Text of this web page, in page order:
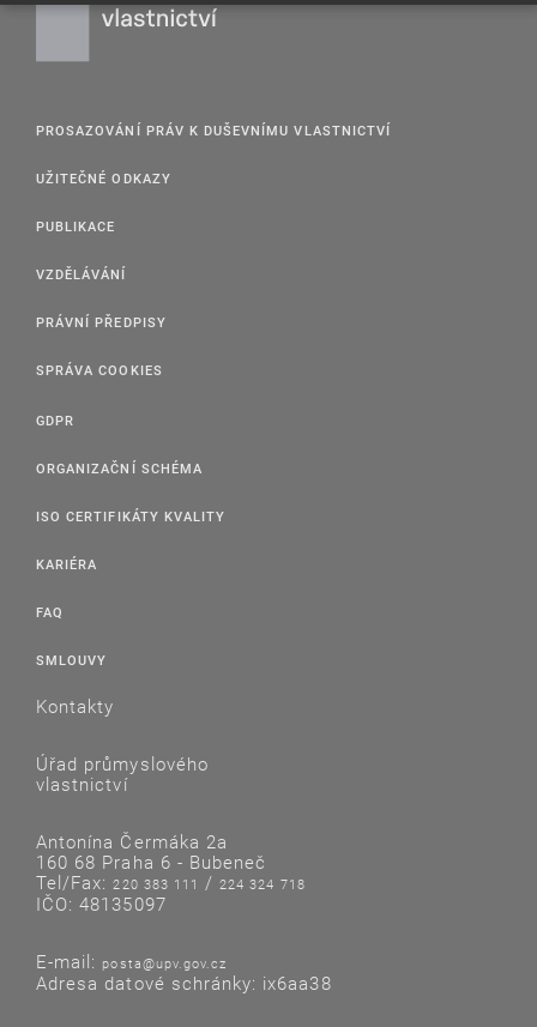
PROSAZOVÁNÍ PRÁV K DUŠEVNÍMU VLASTNICTVÍ
UŽITEČNÉ ODKAZY
PUBLIKACE
VZDĚLÁVÁNÍ
PRÁVNÍ PŘEDPISY
SPRÁVA COOKIES
GDPR
ORGANIZAČNÍ SCHÉMA
ISO CERTIFIKÁTY KVALITY
KARIÉRA
FAQ
SMLOUVY
Kontakty
Úřad průmyslového
vlastnictví
Antonína Čermáka 2a
160 68 Praha 6 - Bubeneč
Tel/Fax:220 383 111 /224 324 718
IČO: 48135097
E-mail: posta@upv.gov.cz
Adresa datové schránky: ix6aa38